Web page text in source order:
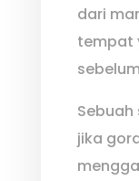
dari
tempat
jika